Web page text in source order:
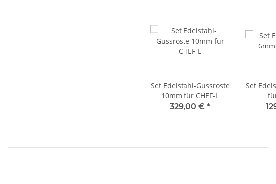
Set Edelstahl-Gussroste
10mm für CHEF-L
329,00 € *
Set